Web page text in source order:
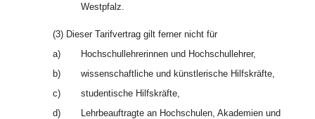
Westpfalz.
(3) Dieser Tarifvertrag gilt ferner nicht für
a)
Hochschullehrerinnen und Hochschullehrer,
b)
wissenschaftliche und künstlerische Hilfskräfte,
c)
studentische Hilfskräfte,
d)
Lehrbeauftragte an Hochschulen, Akademien und